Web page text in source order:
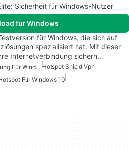
Sicherheit für Windows-Nutzer
für Windows
für Windows, die sich auf
spezialisiert hat. Mit dieser
Internetverbindung sichern…
Hotspot Shield-Erweiterung Für Windows Hotspot Shield Vpn
Für Windows 10